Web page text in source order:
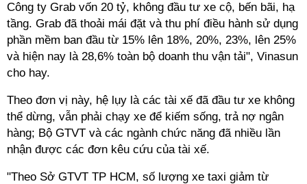
Công ty Grab vốn 20 tỷ, không đầu tư xe cộ, bến bãi, hạ
tầng. Grab đã thoải mái đặt và thu phí điều hành sử dụng
phần mềm ban đầu từ 15% lên 18%, 20%, 23%, lên 25%
và hiện nay là 28,6% toàn bộ doanh thu vận tải", Vinasun
cho hay.
Theo đơn vị này, hệ lụy là các tài xế đã đầu tư xe không
thể dừng, vẫn phải chạy xe để kiếm sống, trả nợ ngân
hàng; Bộ GTVT và các ngành chức năng đã nhiều lần
nhận được các đơn kêu cứu của tài xế.
"Theo Sở GTVT TP HCM, số lượng xe taxi giảm từ